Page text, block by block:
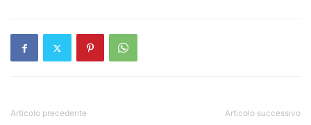
Articolo precedente Articolo successivo